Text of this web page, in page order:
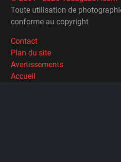
Toute utilisation de
conforme au copyright
Contact
Plan du site
Avertissements
Accueil